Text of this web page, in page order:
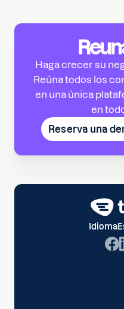
Haga crecer su
Reúna todos los
en una única
en
Reserva una
Idioma